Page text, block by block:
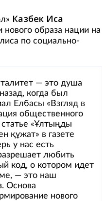
Казбек Иса
образа нации на
по социально-
— это душа
когда был
Елбасы «Взгляд в
общественного
статье «Ұлтыңды
құжат» в газете
у нас есть
любить
код, о котором идет
— это наш
Основа
нового